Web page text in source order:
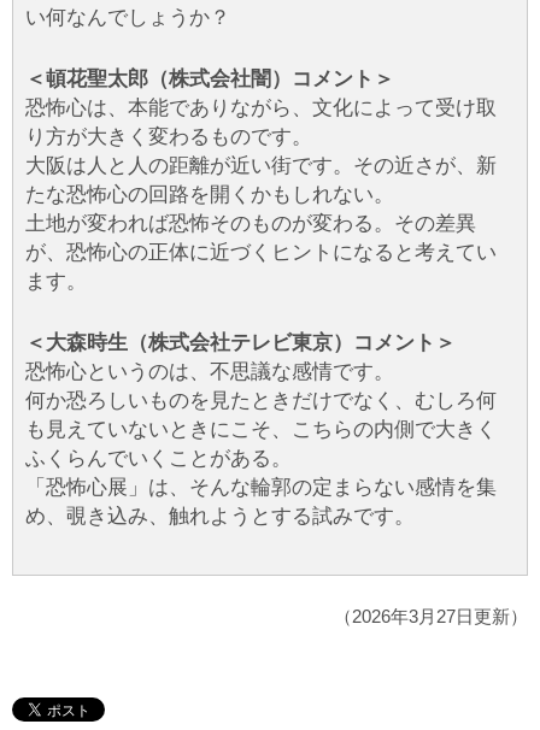
い何なんでしょうか？
＜頓花聖太郎（株式会社闇）コメント＞
恐怖心は、本能でありながら、文化によって受け取
り方が大きく変わるものです。
大阪は人と人の距離が近い街です。その近さが、新
たな恐怖心の回路を開くかもしれない。
土地が変われば恐怖そのものが変わる。その差異
が、恐怖心の正体に近づくヒントになると考えてい
ます。
＜大森時生（株式会社テレビ東京）コメント＞
恐怖心というのは、不思議な感情です。
何か恐ろしいものを見たときだけでなく、むしろ何
も見えていないときにこそ、こちらの内側で大きく
ふくらんでいくことがある。
「恐怖心展」は、そんな輪郭の定まらない感情を集
め、覗き込み、触れようとする試みです。
（2026年3月27日更新）